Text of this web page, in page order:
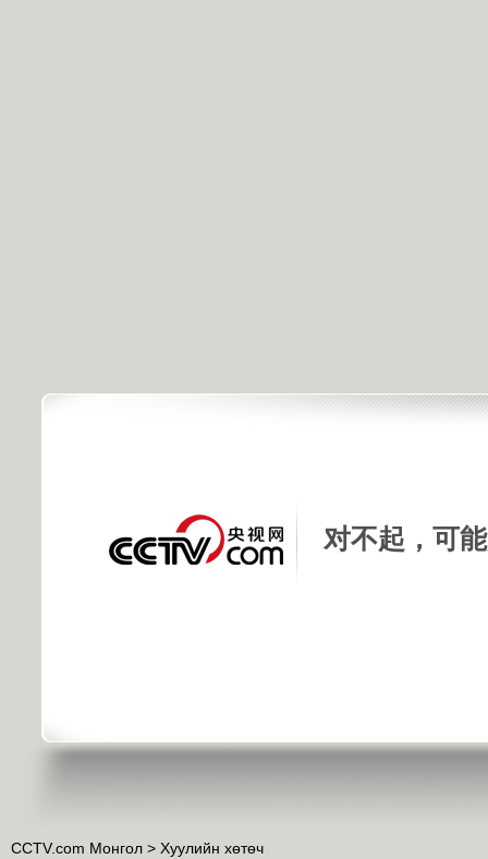
对不起，可
CCTV.com Монгол > Хуулийн хөтөч